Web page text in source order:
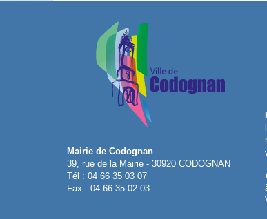
Mairie de Codognan
39, rue de la Mairie - 30920 CODOGNAN
Tél : 04 66 35 03 07
Fax : 04 66 35 02 03